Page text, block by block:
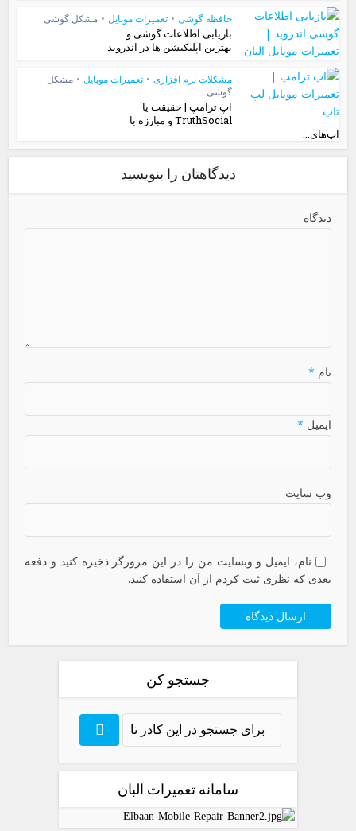
حافظه گوشی • تعمیرات موبایل • مشکل گوشی
بازیابی اطلاعات گوشی و
بهترین اپلیکیشن ها در اندروید
مشکلات نرم افزاری • تعمیرات موبایل • مشکل
گوشی
اپ ترامپ | حقیقت یا
TruthSocial و مبارزه با
اپ‌های...
دیدگاهتان را بنویسید
دیدگاه
نام *
ایمیل *
وب سایت
نام، ایمیل و وبسایت من را در این مرورگر ذخیره کنید و دفعه
بعدی که نظری ثبت کردم از آن استفاده کنید.
جستجو کن
سامانه تعمیرات البان